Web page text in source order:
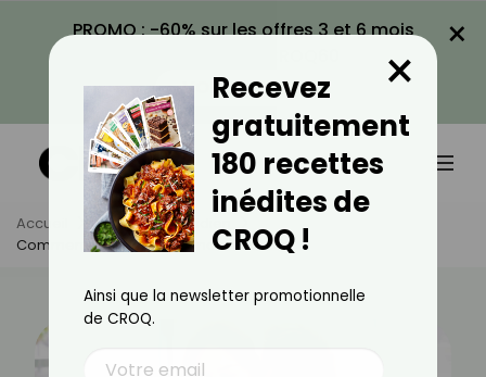
PROMO : -60% sur les offres 3 et 6 mois
VOIR LA PROMO
×
Accueil Actus
Quotidien
Comment Sortir De La Friendzone ?
Recevez
gratuitement
180 recettes
inédites de
CROQ !
×
Ainsi que la newsletter promotionnelle
de CROQ.